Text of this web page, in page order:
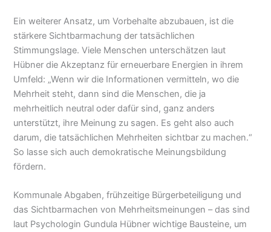
Ein weiterer Ansatz, um Vorbehalte abzubauen, ist die
stärkere Sichtbarmachung der tatsächlichen
Stimmungslage. Viele Menschen unterschätzen laut
Hübner die Akzeptanz für erneuerbare Energien in ihrem
Umfeld: „Wenn wir die Informationen vermitteln, wo die
Mehrheit steht, dann sind die Menschen, die ja
mehrheitlich neutral oder dafür sind, ganz anders
unterstützt, ihre Meinung zu sagen. Es geht also auch
darum, die tatsächlichen Mehrheiten sichtbar zu machen.“
So lasse sich auch demokratische Meinungsbildung
fördern.
Kommunale Abgaben, frühzeitige Bürgerbeteiligung und
das Sichtbarmachen von Mehrheitsmeinungen – das sind
laut Psychologin Gundula Hübner wichtige Bausteine, um